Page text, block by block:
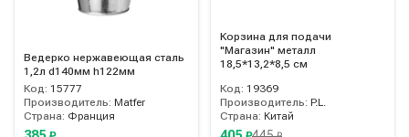
Ведерко нержавеющая сталь
1,2л d140мм h122мм
Код: 15777
Производитель: Matfer
Страна: Франция
Корзина для подачи
"Магазин" металл
18,5*13,2*8,5 см
Код: 19369
Производитель: P.L.
Страна: Китай